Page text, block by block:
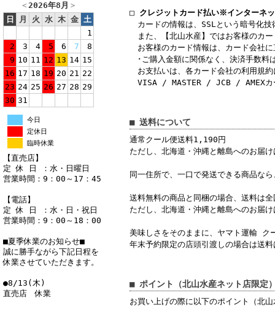
＜ 2026年8月 ＞
日
月 火 水 木 金 土
1
2
3 4 5 6 7
8
9 10 11 12 13 14 15
16 17 18 19 20 21 22
23 24 25 26 27 28 29
30 31
今日
定休日
臨時休業
【直売店】
定 休 日 ：水・日曜日
営業時間：9：00～17：45
【電話】
定 休 日 ：水・日・祝日
営業時間：9：00～18：00
■夏季休業のお知らせ■
誠に勝手ながら下記日程を
休業させていただきます。
●8/13(木)
直売店 休業
□ クレジットカード払い※インターネ
カードの情報は、SSLという暗号化技
また、【北山水産】ではお客様のカ
お客様のカード情報は、カード会社
･ご購入金額に関係なく、決済手数料
お支払いは、各カード会社の利用規
VISA / MASTER / JCB / AMEX
■ 送料について
通常クール便送料1,190円
ただし、北海道・沖縄と離島へのお
同一住所で、一口で発送できる商品な
送料無料の商品と同梱の場合、送料は
ただし、北海道・沖縄と離島へのお届
美味しさをそのままに、ヤマト運輸 ク
年末予約限定の店頭引渡しの場合は送
■ ポイント（北山水産ネット店限定
お買い上げの際に以下のポイント（北